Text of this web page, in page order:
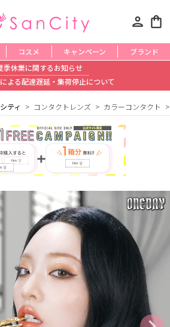
person shopping_bag
コスメ キャンペーン
ブランド
季休業に関するお知らせ
よる配達遅延・集荷停止について
ティ コンタクトレンズ カラーコンタクト